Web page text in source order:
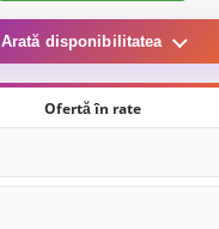
Arată disponibilitatea
Ofertă în rate